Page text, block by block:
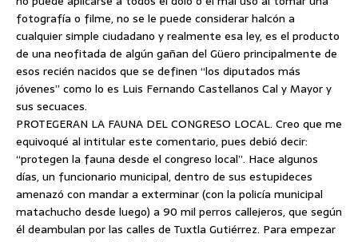
fotografía o filme, no se le puede considerar halcón a
cualquier simple ciudadano y realmente esa ley, es el producto
de una neofitada de algún gañan del Güero principalmente de
esos recién nacidos que se definen “los diputados más
jóvenes” como lo es Luis Fernando Castellanos Cal y Mayor y
sus secuaces.
PROTEGERAN LA FAUNA DEL CONGRESO LOCAL. Creo que me
equivoqué al intitular este comentario, pues debió decir:
“protegen la fauna desde el congreso local”. Hace algunos
días, un funcionario municipal, dentro de sus estupideces
amenazó con mandar a exterminar (con la policía municipal
matachucho desde luego) a 90 mil perros callejeros, que según
él deambulan por las calles de Tuxtla Gutiérrez. Para empezar